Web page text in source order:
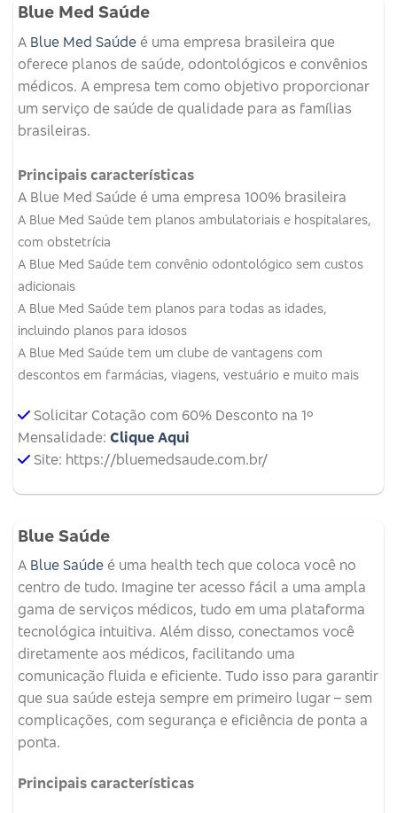
Blue Med Saúde
A Blue Med Saúde é uma empresa brasileira que
oferece planos de saúde, odontológicos e convênios
médicos. A empresa tem como objetivo proporcionar
um serviço de saúde de qualidade para as famílias
brasileiras.
Principais características
A Blue Med Saúde é uma empresa 100% brasileira
A Blue Med Saúde tem planos ambulatoriais e hospitalares,
com obstetrícia
A Blue Med Saúde tem convênio odontológico sem custos
adicionais
A Blue Med Saúde tem planos para todas as idades,
incluindo planos para idosos
A Blue Med Saúde tem um clube de vantagens com
descontos em farmácias, viagens, vestuário e muito mais
Solicitar Cotação com 60% Desconto na 1º
Mensalidade: Clique Aqui
Site: https://bluemedsaude.com.br/
Blue Saúde
A Blue Saúde é uma health tech que coloca você no
centro de tudo. Imagine ter acesso fácil a uma ampla
gama de serviços médicos, tudo em uma plataforma
tecnológica intuitiva. Além disso, conectamos você
diretamente aos médicos, facilitando uma
comunicação fluida e eficiente. Tudo isso para garantir
que sua saúde esteja sempre em primeiro lugar – sem
complicações, com segurança e eficiência de ponta a
ponta.
Principais características